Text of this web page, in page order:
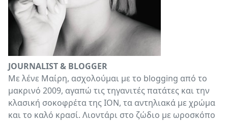
JOURNALIST & BLOGGER
Με λένε Μαίρη, ασχολούμαι με το blogging από το
μακρινό 2009, αγαπώ τις τηγανιτές πατάτες και την
κλασική σοκοφρέτα της ΙΟΝ, τα αντηλιακά με χρώμα
και το καλό κρασί. Λιοντάρι στο ζώδιο με ωροσκόπο